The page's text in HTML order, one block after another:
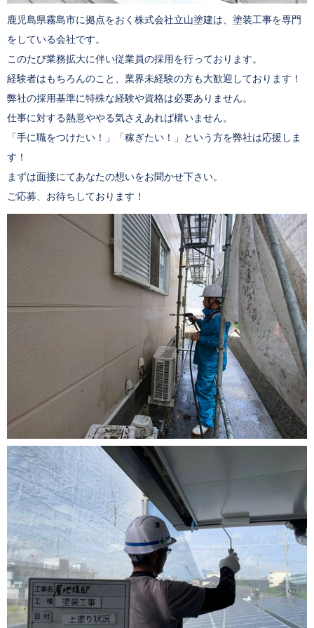
鹿児島県霧島市に拠点をおく株式会社立山塗建は、塗装工事を専門
をしている会社です。
このたび業務拡大に伴い従業員の採用を行っております。
経験者はもちろんのこと、業界未経験の方も大歓迎しております！
弊社の採用基準に特殊な経験や資格は必要ありません。
仕事に対する熱意ややる気さえあれば構いません。
「手に職をつけたい！」「稼ぎたい！」という方を弊社は応援しま
す！
まずは面接にてあなたの想いをお聞かせ下さい。
ご応募、お待ちしております！